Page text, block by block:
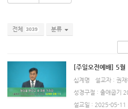
전체 3039 분류
[주일오전예배] 5월
십계명
설교자 : 권
성경구절 : 출애굽기
설교일 : 2025-05-11